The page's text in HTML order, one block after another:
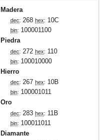
Madera
dec: 268hex: 10C
bin: 100001100
Piedra
dec: 272hex: 110
bin: 100010000
Hierro
dec: 267hex: 10B
bin: 100001011
Oro
dec: 283hex: 11B
bin: 100011011
Diamante